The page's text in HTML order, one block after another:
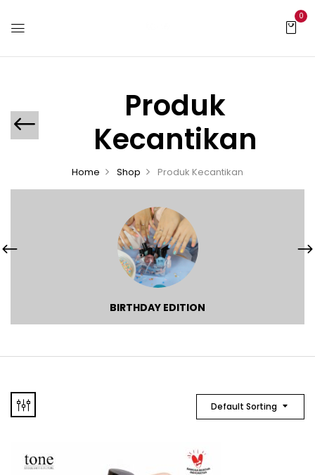
0
Produk
Kecantikan
Home Shop Produk Kecantikan
BIRTHDAY EDITION
Default Sorting